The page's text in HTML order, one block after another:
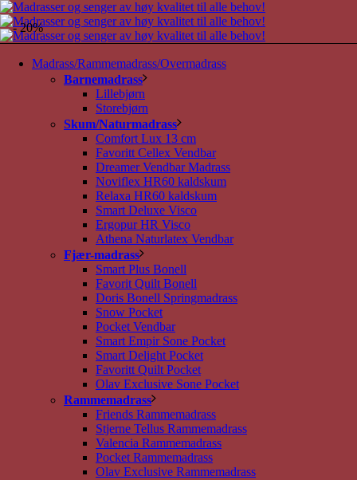
Madrass/Rammemadrass/Overmadrass
Barnemadrass
Lillebjørn
Storebjørn
Skum/Naturmadrass
Comfort Lux 13 cm
Favoritt Cellex Vendbar
Dreamer Vendbar Madrass
Noviflex HR60 kaldskum
Relaxa HR60 kaldskum
Smart Deluxe Visco
Ergopur HR Visco
Athena Naturlatex Vendbar
Fjær-madrass
Smart Plus Bonell
Favorit Quilt Bonell
Doris Bonell Springmadrass
Snow Pocket
Pocket Vendbar
Smart Empir Sone Pocket
Smart Delight Pocket
Favoritt Quilt Pocket
Olav Exclusive Sone Pocket
Rammemadrass
Friends Rammemadrass
Stjerne Tellus Rammemadrass
Valencia Rammemadrass
Pocket Rammemadrass
Olav Exclusive Rammemadrass
- 20%